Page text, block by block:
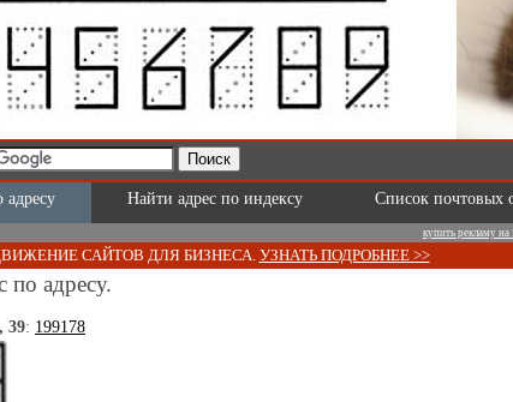
адресу Найти адрес по индексу Список почтовых
купить рекламу на
САЙТОВ ДЛЯ БИЗНЕСА. УЗНАТЬ ПОДРОБНЕЕ >>
по адресу.
39: 199178